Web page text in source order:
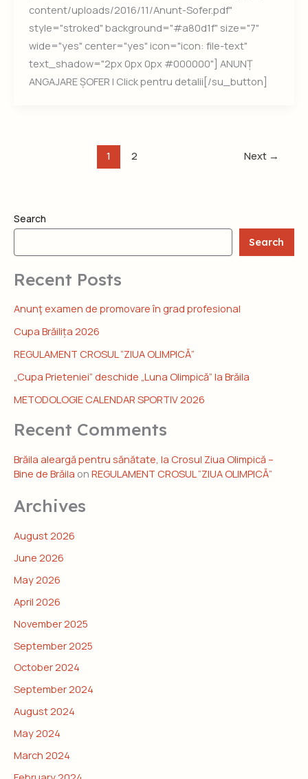
content/uploads/2016/11/Anunt-Sofer.pdf"
style="stroked" background="#a80d1f" size="7"
wide="yes" center="yes" icon="icon: file-text"
text_shadow="2px 0px 0px #000000"] ANUNȚ
ANGAJARE ȘOFER | Click pentru detalii[/su_button]
1 2 Next →
Search
Search
Recent Posts
Anunţ examen de promovare în grad profesional
Cupa Brăilița 2026
REGULAMENT CROSUL “ZIUA OLIMPICĂ”
„Cupa Prieteniei” deschide „Luna Olimpică” la Brăila
METODOLOGIE CALENDAR SPORTIV 2026
Recent Comments
Brăila aleargă pentru sănătate, la Crosul Ziua Olimpică –
Bine de Brăila on REGULAMENT CROSUL “ZIUA OLIMPICĂ”
Archives
August 2026
June 2026
May 2026
April 2026
November 2025
September 2025
October 2024
September 2024
August 2024
May 2024
March 2024